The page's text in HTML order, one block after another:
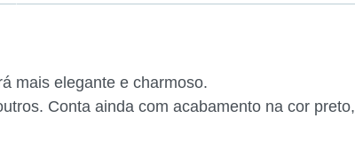
mais elegante e charmoso.
Conta ainda com acabamento na cor preto,